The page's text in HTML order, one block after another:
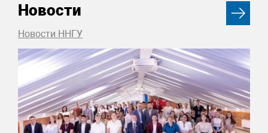
Новости
Новости ННГУ